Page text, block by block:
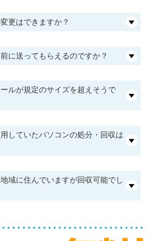
更はできますか？
に送ってもらえるのですか？
ルが規定のサイズを超えそうで
していたパソコンの処分・回収は
域に住んでいますが回収可能でし